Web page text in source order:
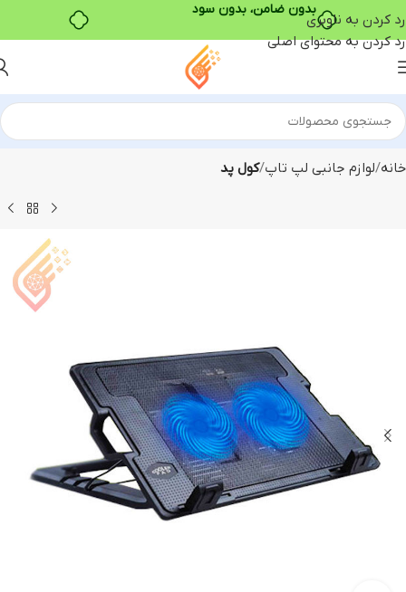
بدون ضامن، بدون سود
رد کردن به ناوبری
رد کردن به محتوای اصلی
خانه لوازم جانبی لپ تاپ کول پد